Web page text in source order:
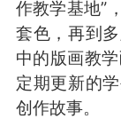
作教学基地”
套色，再到
中的版画教
定期更新的
创作故事。